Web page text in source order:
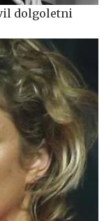
dolgoletni